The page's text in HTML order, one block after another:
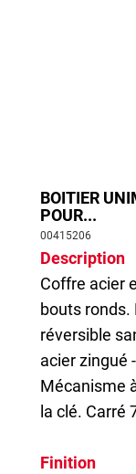
BOITIER
POUR...
00415206
Description
Coffre acier
bouts ronds.
réversible
acier zingué
Mécanisme
la clé. Carré
Finition